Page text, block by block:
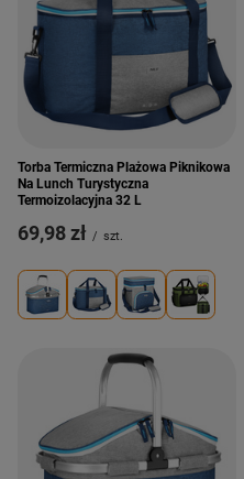
Torba Termiczna Plażowa Piknikowa
Na Lunch Turystyczna
Termoizolacyjna 32 L
69,98 zł / szt.